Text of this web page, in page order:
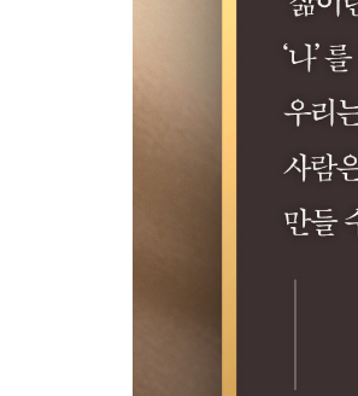
37. 부자가 되기 어려운 세상
38. 매트릭스를 탈출하라
40. 새로운 길이 나타나다